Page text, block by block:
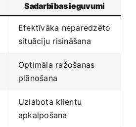
Sadarbības ‌ieguvumi
Efektīvāka neparedzēto
situāciju risināšana
Optimāla ražošanas
plānošana
Uzlabota ⁤klientu​
apkalpošana